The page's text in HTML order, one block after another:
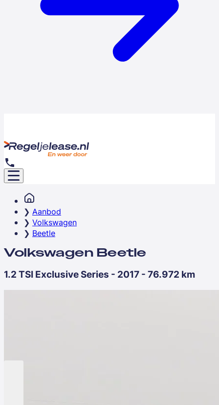
Aanbod
Volkswagen
Beetle
Volkswagen Beetle
1.2 TSI Exclusive Series - 2017 - 76.972 km